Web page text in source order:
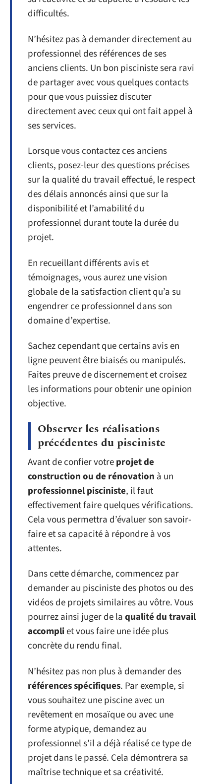
difficultés.
N’hésitez pas à demander directement au
professionnel des références de ses
anciens clients. Un bon pisciniste sera ravi
de partager avec vous quelques contacts
pour que vous puissiez discuter
directement avec ceux qui ont fait appel à
ses services.
Lorsque vous contactez ces anciens
clients, posez-leur des questions précises
sur la qualité du travail effectué, le respect
des délais annoncés ainsi que sur la
disponibilité et l’amabilité du
professionnel durant toute la durée du
projet.
En recueillant différents avis et
témoignages, vous aurez une vision
globale de la satisfaction client qu’a su
engendrer ce professionnel dans son
domaine d’expertise.
Sachez cependant que certains avis en
ligne peuvent être biaisés ou manipulés.
Faites preuve de discernement et croisez
les informations pour obtenir une opinion
objective.
Observer les réalisations
précédentes du pisciniste
Avant de confier votreprojet de
construction ou de rénovation à un
professionnel pisciniste, il faut
effectivement faire quelques vérifications.
Cela vous permettra d’évaluer son savoir-
faire et sa capacité à répondre à vos
attentes.
Dans cette démarche, commencez par
demander au pisciniste des photos ou des
vidéos de projets similaires au vôtre. Vous
pourrez ainsi juger de laqualité du travail
accompliet vous faire une idée plus
concrète du rendu final.
N’hésitez pas non plus à demander des
références spécifiques. Par exemple, si
vous souhaitez une piscine avec un
revêtement en mosaïque ou avec une
forme atypique, demandez au
professionnel s’il a déjà réalisé ce type de
projet dans le passé. Cela démontrera sa
maîtrise technique et sa créativité.